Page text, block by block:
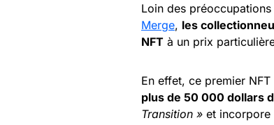
Loin des
Merge, les
NFT à un prix
En effet, ce premier
plus de 50 000 dollars
Transition » et incorpore